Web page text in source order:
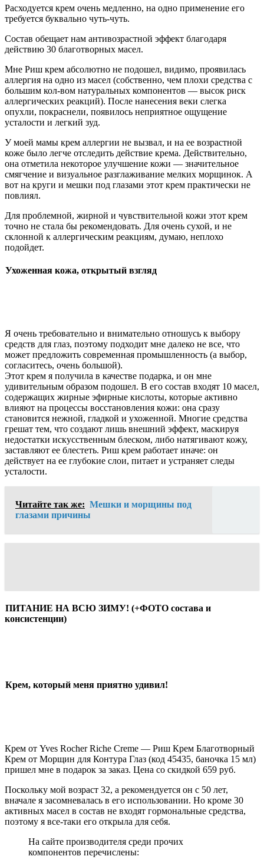
Расходуется крем очень медленно, на одно применение его
требуется буквально чуть-чуть.
Состав обещает нам антивозрастной эффект благодаря
действию 30 благотворных масел.
Мне Риш крем абсолютно не подошел, видимо, проявилась
аллергия на одно из масел (собственно, чем плохи средства с
большим кол-вом натуральных компонентов — высок риск
аллергических реакций). После нанесения веки слегка
опухли, покраснели, появилось неприятное ощущение
усталости и легкий зуд.
У моей мамы крем аллергии не вызвал, и на ее возрастной
коже было легче отследить действие крема. Действительно,
она отметила некоторое улучшение кожи — значительное
смягчение и визуальное разглаживание мелких морщинок. А
вот на круги и мешки под глазами этот крем практически не
повлиял.
Для проблемной, жирной и чувствительной кожи этот крем
точно не стала бы рекомендовать. Для очень сухой, и не
склонной к аллергическим реакциям, думаю, неплохо
подойдет.
Ухоженная кожа, открытый взгляд
Я очень требовательно и внимательно отношусь к выбору
средств для глаз, поэтому подходит мне далеко не все, что
может предложить современная промышленность (а выбор,
согласитесь, очень большой).
Этот крем я получила в качестве подарка, и он мне
удивительным образом подошел. В его состав входят 10 масел,
содержащих жирные эфирные кислоты, которые активно
влияют на процессы восстановления кожи: она сразу
становится нежной, гладкой и ухоженной. Многие средства
грешат тем, что создают лишь внешний эффект, маскируя
недостатки искусственным блеском, либо натягивают кожу,
заставляют ее блестеть. Риш крем работает иначе: он
действует на ее глубокие слои, питает и устраняет следы
усталости.
Читайте так же: Мешки и морщины под
глазами причины
ПИТАНИЕ НА ВСЮ ЗИМУ! (+ФОТО состава и
консистенции)
Крем, который меня приятно удивил!
Крем от Yves Rocher Riche Creme — Риш Крем Благотворный
Крем от Морщин для Контура Глаз (код 45435, баночка 15 мл)
пришел мне в подарок за заказ. Цена со скидкой 659 руб.
Поскольку мой возраст 32, а рекомендуется он с 50 лет,
вначале я засомневалась в его использовании. Но кроме 30
активных масел в состав не входят гормональные средства,
поэтому я все-таки его открыла для себя.
На сайте производителя среди прочих
компонентов перечислены: